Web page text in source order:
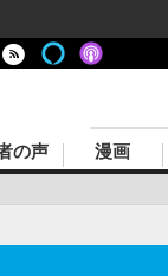
の声 漫画